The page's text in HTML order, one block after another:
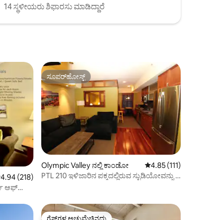
14 ಸ್ಥಳೀಯರು ಶಿಫಾರಸು ಮಾಡಿದ್ದಾರೆ
4.94 ಸರಾಸರಿ ರೇಟಿಂಗ್, 218 ವಿಮರ್ಶೆಗಳು
4.94 (218)
ಆಫ್
ಸೂಪರ್‌ಹೋಸ್ಟ್
ಸೂಪರ್‌ಹೋಸ್ಟ್
Olympic Valley ನಲ್ಲಿ ಕಾಂಡೋ 5 ರಲ್ಲಿ 4.85 ಸರಾಸರಿ
4.85 (111)
PTL 210 ಇಳಿಜಾರಿನ ಪಕ್ಕದಲ್ಲಿರುವ ಸ್ಟುಡಿಯೋವನ್ನು 1